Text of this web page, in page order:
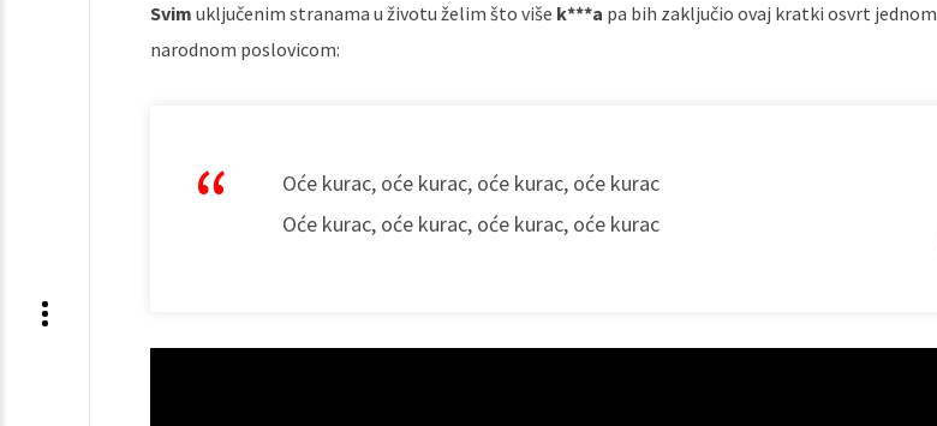
Svim uključenim stranama u životu želim što više k***a pa bih zaključio ovaj kratki osvrt jednom
narodnom poslovicom:
Oće kurac, oće kurac, oće kurac, oće kurac
Oće kurac, oće kurac, oće kurac, oće kurac